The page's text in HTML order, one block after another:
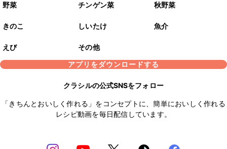
野菜 チンゲン菜 秋野菜
きのこ しいたけ 魚介
えび
その他
アプリをダウンロードする
クラシルの公式SNSをフォロー
「きちんとおいしく作れる」をコンセプトに、簡単においしく作れる
レシピ動画を毎日配信しています。